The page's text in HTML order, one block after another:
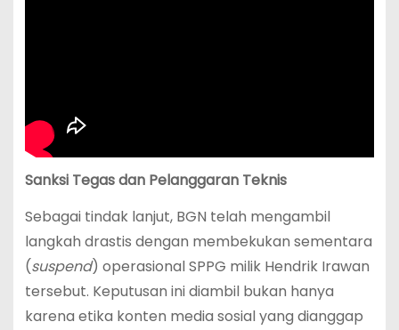
Sanksi Tegas dan Pelanggaran Teknis
Sebagai tindak lanjut, BGN telah mengambil
langkah drastis dengan membekukan sementara
(suspend) operasional SPPG milik Hendrik Irawan
tersebut. Keputusan ini diambil bukan hanya
karena etika konten media sosial yang dianggap